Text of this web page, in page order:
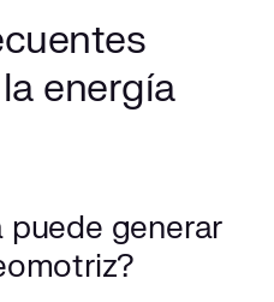
energía
puede generar